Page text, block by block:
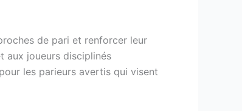
de pari et renforcer leur
aux joueurs disciplinés
les parieurs avertis qui visent